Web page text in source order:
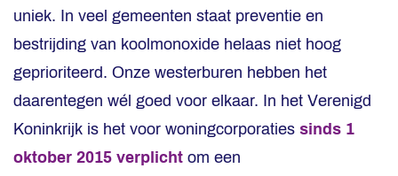
uniek. In veel gemeenten staat preventie en
bestrijding van koolmonoxide helaas niet hoog
geprioriteerd. Onze westerburen hebben het
daarentegen wél goed voor elkaar. In het Verenigd
Koninkrijk is het voor woningcorporaties sinds 1
oktober 2015 verplicht om een